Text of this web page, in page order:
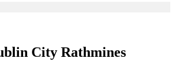
City Rathmines